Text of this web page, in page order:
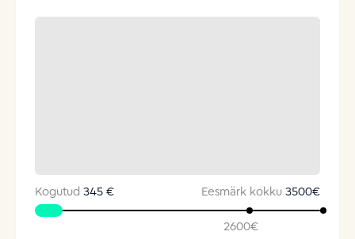
Kogutud 345 € Eesmärk kokku 3500€
2600€